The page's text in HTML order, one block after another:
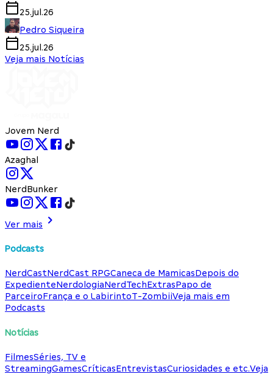
25.jul.26
Pedro Siqueira
25.jul.26
Veja mais Notícias
Jovem Nerd
Azaghal
NerdBunker
Ver mais
Podcasts
NerdCastNerdCast RPGCaneca de MamicasDepois do
ExpedienteNerdologiaNerdTechExtrasPapo de
ParceiroFrança e o LabirintoT-ZombiiVeja mais em
Podcasts
Notícias
FilmesSéries, TV e
StreamingGamesCríticasEntrevistasCuriosidades e etc.Veja